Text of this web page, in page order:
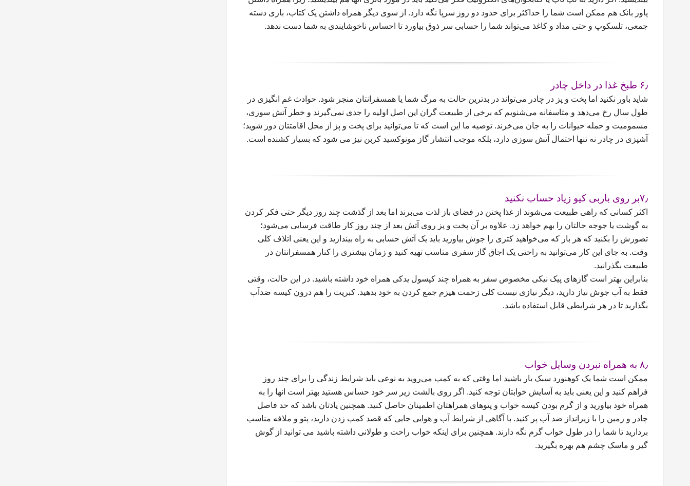
پاور بانک هم ممکن است شما را حداکثر برای حدود دو روز سرپا نگه دارد. از سوی دیگر همراه داشتن یک کتاب، بازی دسته
جمعی، تلسکوپ و حتی مداد و کاغذ می‌تواند شما را حسابی سر ذوق بیاورد تا احساس ناخوشایندی به شما دست ندهد.
۶٫ طبخ غذا در داخل چادر
شاید باور نکنید اما پخت و پز در چادر می‌تواند در بدترین حالت به مرگ شما یا همسفرانتان منجر شود. حوادث غم انگیزی در
طول سال رخ می‌دهد و متاسفانه می‌شنویم که برخی از طبیعت گران این اصل اولیه را جدی نمی‌گیرند و خطر آتش سوزی،
مسمومیت و حمله حیوانات را به جان می‌خرند. توصیه ما این است که تا می‌توانید برای پخت و پز از محل اقامتتان دور شوید؛
آشپزی در چادر نه تنها احتمال آتش سوزی دارد، بلکه موجب انتشار گاز مونوکسید کربن نیز می شود که بسیار کشنده است.
۷٫بر روی باربی کیو زیاد حساب نکنید
اکثر کسانی که راهی طبیعت می‌شوند از غذا پختن در فضای باز لذت می‌برند اما بعد از گذشت چند روز دیگر حتی فکر کردن
به گوشت یا جوجه حالتان را بهم خواهد زد. علاوه بر آن پخت و پز روی آتش بعد از چند روز کار طاقت فرسایی می‌شود؛
تصورش را بکنید که هر بار که می‌خواهید کتری را جوش بیاورید باید یک آتش حسابی به راه بیندازید و این یعنی اتلاف کلی
وقت. به جای این کار می‌توانید به راحتی یک اجاق گاز سفری مناسب تهیه کنید و زمان بیشتری را کنار همسفرانتان در
طبیعت بگذرانید.
بنابراین بهتر است گازهای پیک نیکی مخصوص سفر به همراه چند کپسول یدکی همراه خود داشته باشید. در این حالت، وقتی
فقط به آب جوش نیاز دارید، دیگر نیازی نیست کلی زحمت هیزم جمع کردن به خود بدهید. کبریت را هم درون کیسه ضدآب
بگذارید تا در هر شرایطی قابل استفاده باشد.
۸٫ به همراه نبردن وسایل خواب
ممکن است شما یک کوهنورد سبک بار باشید اما وقتی که به کمپ می‌روید به نوعی باید شرایط زندگی را برای چند روز
فراهم کنید و این یعنی باید به آسایش خوابتان توجه کنید. اگر روی بالشت‌ زیر سر خود حساس هستید بهتر است انها را به
همراه خود بیاورید و از گرم بودن کیسه خواب و پتوهای همراهتان اطمینان حاصل کنید. همچنین یادتان باشد که حد فاصل
چادر و زمین را با زیرانداز ضد آب پر کنید. با آگاهی از شرایط آب و هوایی جایی که قصد کمپ زدن دارید، پتو و ملافه مناسب
بردارید تا شما را در طول خواب گرم نگه دارند. همچنین برای اینکه خواب راحت و طولانی داشته باشید می توانید از گوش
گیر و ماسک چشم هم بهره بگیرید.